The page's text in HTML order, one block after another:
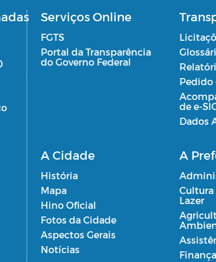
Serviços Online
FGTS
Portal da Transparência
do Governo Federal
Pedido
de e-
Dados
A Cidade
História
Mapa
Hino Oficial
Fotos da Cidade
Aspectos Gerais
Notícias
A
Cultura
Lazer